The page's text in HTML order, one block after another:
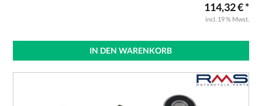
114,32 € *
incl. 19 % Mwst.
IN DEN WARENKORB